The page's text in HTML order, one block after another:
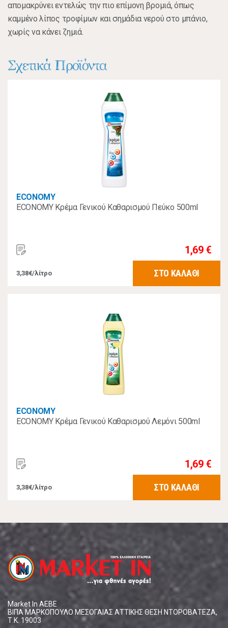
απομακρύνει εντελώς την πιο επίμονη βρομιά, όπως
καμμένο λίπος τροφίμων και σημάδια νερού στο μπάνιο,
χωρίς να κάνει ζημιά.
Σχετικά Προϊόντα
ECONOMY
ECONOMY Κρέμα Γενικού Καθαρισμού Πεύκο 500ml
1,69 €
3,38€/λίτρο ΣΤΟ ΚΑΛΑΘΙ
ECONOMY
ECONOMY Κρέμα Γενικού Καθαρισμού Λεμόνι 500ml
1,69 €
3,38€/λίτρο ΣΤΟ ΚΑΛΑΘΙ
Market In ΑΕΒΕ
ΒΙΠΑ ΜΑΡΚΟΠΟΥΛΟ ΜΕΣΟΓΑΙΑΣ ΑΤΤΙΚΗΣ ΘΕΣΗ ΝΤΟΡΟΒΑΤΕΖΑ,
Τ.Κ. 19003